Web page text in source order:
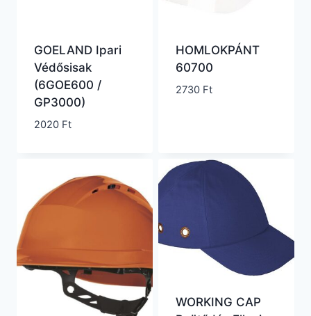
GOELAND Ipari
Védősisak
(6GOE600 /
GP3000)
2020 Ft
HOMLOKPÁNT
60700
2730 Ft
WORKING CAP